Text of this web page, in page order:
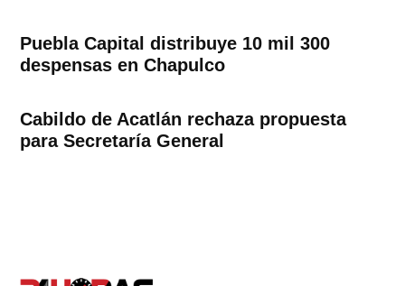
Puebla Capital distribuye 10 mil 300
despensas en Chapulco
Cabildo de Acatlán rechaza propuesta
para Secretaría General